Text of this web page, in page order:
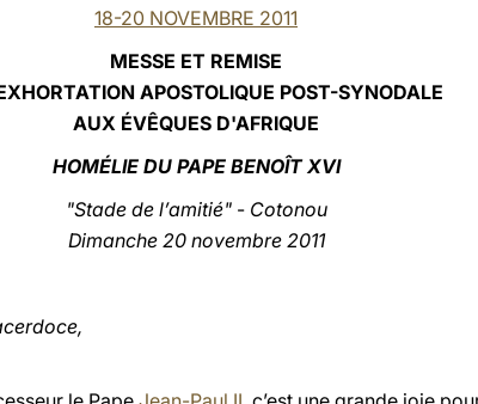
18-20 NOVEMBRE 2011
MESSE ET REMISE
APOSTOLIQUE POST-SYNODALE
AUX ÉVÊQUES D'AFRIQUE
HOMÉLIEDU PAPE BENOÎT XVI
"Stade de l’amitié"-Cotonou
Dimanche 20 novembre 2011